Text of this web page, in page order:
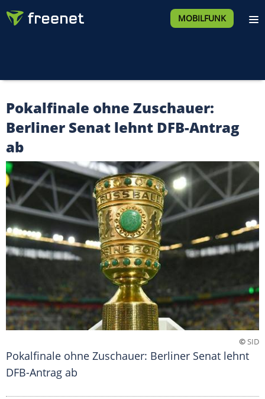
MOBILFUNK
Pokalfinale ohne Zuschauer:
Berliner Senat lehnt DFB-Antrag
ab
©SID
Pokalfinale ohne Zuschauer: Berliner Senat lehnt
DFB-Antrag ab